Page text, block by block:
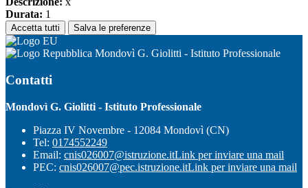
Durata: 1
Accetta tutti Salva le preferenze
Mondovì G. Giolitti - Istituto Professionale
Contatti
Mondovì G. Giolitti - Istituto Professionale
Piazza IV Novembre - 12084 Mondovì (CN)
Tel: 0174552249
Email: cnis026007@istruzione.itLink per inviare una mail
PEC: cnis026007@pec.istruzione.itLink per inviare una mail